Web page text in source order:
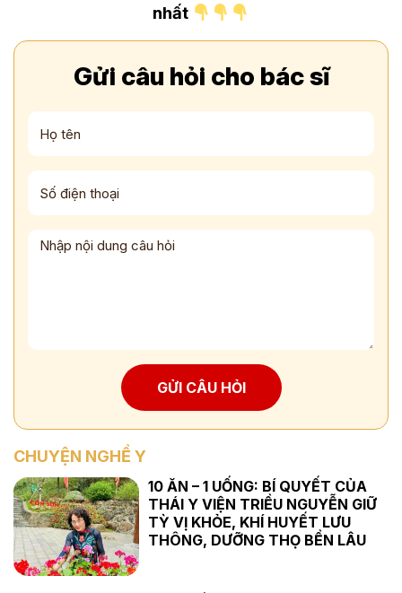
nhất
Gửi câu hỏi cho bác sĩ
GỬI CÂU HỎI
CHUYỆN NGHỀ Y
10 ĂN – 1 UỐNG: BÍ QUYẾT CỦA
THÁI Y VIỆN TRIỀU NGUYỄN GIỮ
TỲ VỊ KHỎE, KHÍ HUYẾT LƯU
THÔNG, DƯỠNG THỌ BỀN LÂU